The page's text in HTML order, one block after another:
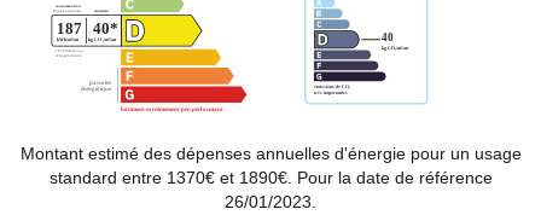
Montant estimé des dépenses annuelles d'énergie pour un usage
standard entre 1370€ et 1890€. Pour la date de référence
26/01/2023.